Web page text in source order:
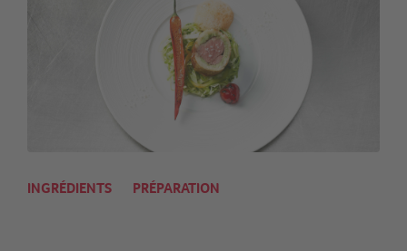
INGRÉDIENTS PRÉPARATION